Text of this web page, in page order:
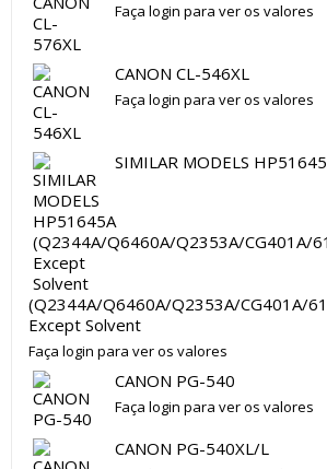
Faça login para ver os valores
CANON CL-546XL
Faça login para ver os valores
SIMILAR MODELS
(Q2344A/Q6460A/Q2353A/CG401A/
Except Solvent
Faça login para ver os valores
CANON PG-540
Faça login para ver os valores
CANON PG-540XL/L